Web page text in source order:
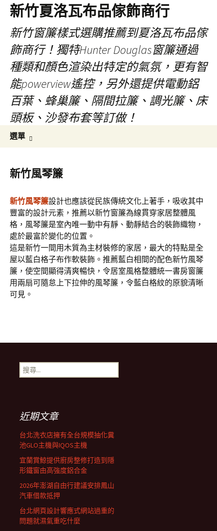
新竹夏洛瓦布品傢飾商行
新竹窗簾樣式選購推薦到夏洛瓦布品傢
飾商行！獨特Hunter Douglas窗簾通過
種類和顏色渲染出特定的氣氛，更有智
能powerview遙控，另外還提供電動鋁
百葉、蜂巢簾、隔間拉簾、調光簾、床
頭板、沙發布套等訂做！
選單
容
新竹風琴簾
新竹風琴簾設計也應該從民族傳統文化上著手，吸收其中
豐富的設計元素，推薦以新竹窗簾為線貫穿家居整體風
格，風琴簾是室內唯一動中有靜、動靜結合的裝飾織物，
處於最富於變化的位置。
這是新竹一間用木質為主材裝修的家居，最大的特點是全
屋以藍白格子布作軟裝飾。推薦藍白相間的配色新竹風琴
簾，使空間顯得清爽暢快，令居室風格整體統一書房窗簾
用兩扇可隨怠上下拉伸的風琴簾，令藍白格紋的原貌清晰
可見。
搜
尋
近期文章
台北洗衣店擁有全台規模抽化糞
池GLO主機與IQOS主機
宜蘭賞鯨提供廚房整修打造到隱
形鐵窗由高強度鋁合金
2026年澎湖自由行建議安排鳳山
汽車借款抵押
台北網頁設計響應式網站過重的
問題就濕氣重吃什麼